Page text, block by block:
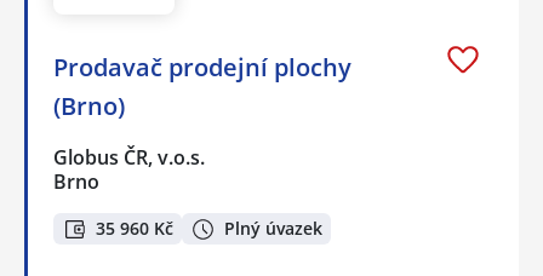
Prodavač prodejní plochy
(Brno)
Globus ČR, v.o.s.
Brno
35 960 Kč Plný úvazek